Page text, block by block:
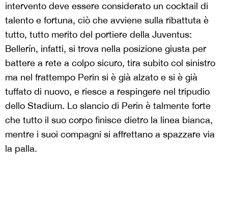
intervento deve essere considerato un cocktail di
talento e fortuna, ciò che avviene sulla ribattuta è
tutto, tutto merito del portiere della Juventus:
Bellerín, infatti, si trova nella posizione giusta per
battere a rete a colpo sicuro, tira subito col sinistro
ma nel frattempo Perin si è già alzato e si è già
tuffato di nuovo, e riesce a respingere nel tripudio
dello Stadium. Lo slancio di Perin è talmente forte
che tutto il suo corpo finisce dietro la linea bianca,
mentre i suoi compagni si affrettano a spazzare via
la palla.